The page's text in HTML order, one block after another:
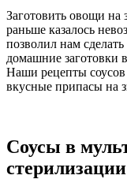
Заготовить овощи на
раньше казалось
позволил нам
домашние заготовки
Наши рецепты соусов
вкусные припасы на
Соусы в
стерилизации